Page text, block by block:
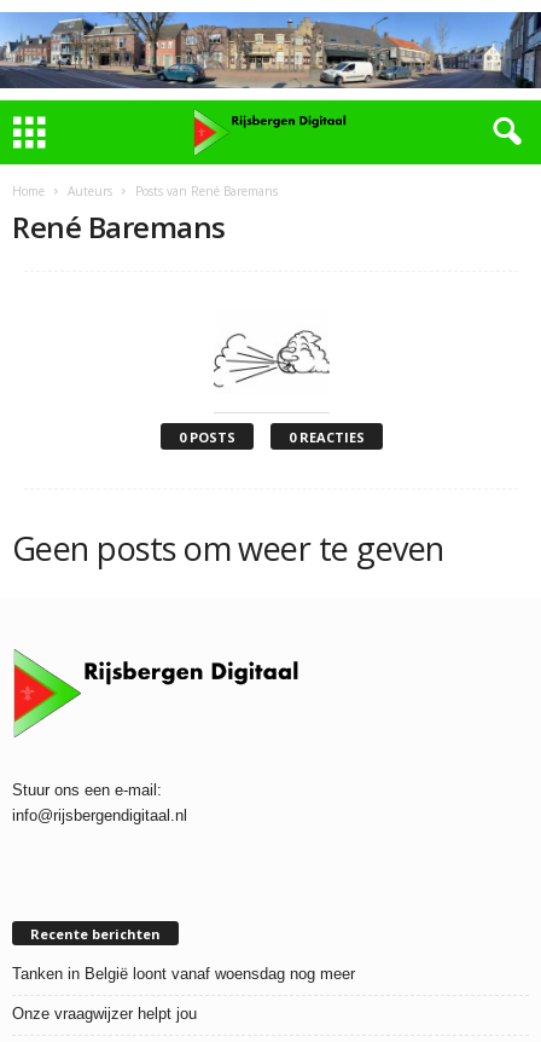
Home Auteurs Posts van René Baremans
René Baremans
0 POSTS 0 REACTIES
Geen posts om weer te geven
Stuur ons een e-mail:
info@rijsbergendigitaal.nl
Recente berichten
Tanken in België loont vanaf woensdag nog meer
Onze vraagwijzer helpt jou